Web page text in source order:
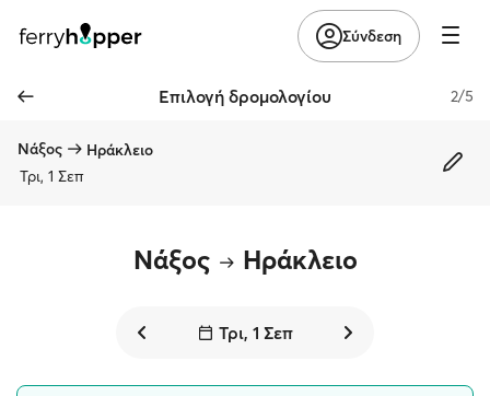
Σύνδεση
Επιλογή δρομολογίου 2/5
Νάξος
Ηράκλειο
Τρι, 1 Σεπ
Νάξος Ηράκλειο
Τρι, 1 Σεπ